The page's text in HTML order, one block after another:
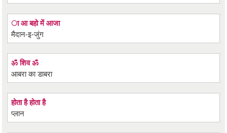
ा आ बहो में आजा
मैदान-इ-जुंग
ॐ शिव ॐ
आबरा का डाबरा
होता है होता है
प्लान